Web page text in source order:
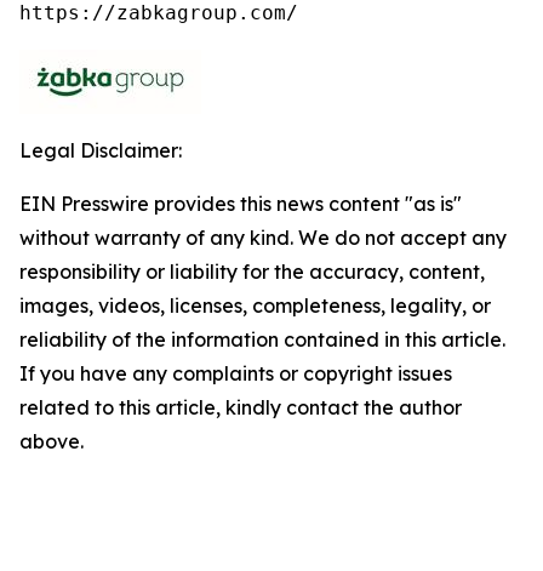
https://zabkagroup.com/
Legal Disclaimer:
EIN Presswire provides this news content "as is"
without warranty of any kind. We do not accept any
responsibility or liability for the accuracy, content,
images, videos, licenses, completeness, legality, or
reliability of the information contained in this article.
If you have any complaints or copyright issues
related to this article, kindly contact the author
above.